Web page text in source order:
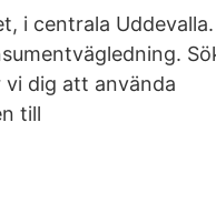
i centrala Uddevalla.
dig att använda
till